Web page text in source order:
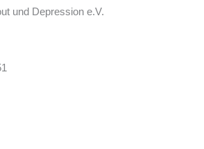
und Depression e.V.